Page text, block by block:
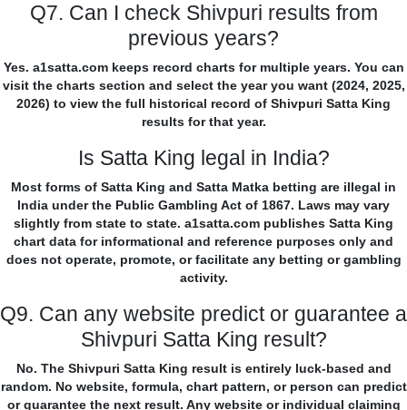
Q7. Can I check Shivpuri results from
previous years?
Yes. a1satta.com keeps record charts for multiple years. You can
visit the charts section and select the year you want (2024, 2025,
2026) to view the full historical record of Shivpuri Satta King
results for that year.
Is Satta King legal in India?
Most forms of Satta King and Satta Matka betting are illegal in
India under the Public Gambling Act of 1867. Laws may vary
slightly from state to state. a1satta.com publishes Satta King
chart data for informational and reference purposes only and
does not operate, promote, or facilitate any betting or gambling
activity.
Q9. Can any website predict or guarantee a
Shivpuri Satta King result?
No. The Shivpuri Satta King result is entirely luck-based and
random. No website, formula, chart pattern, or person can predict
or guarantee the next result. Any website or individual claiming